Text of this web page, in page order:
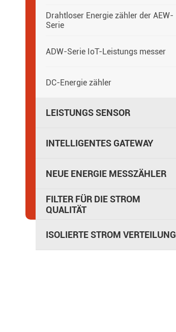
Drahtloser Energie zähler der AEW-
Serie
ADW-Serie IoT-Leistungs messer
DC-Energie zähler
LEISTUNGS SENSOR
INTELLIGENTES GATEWAY
NEUE ENERGIE MESSZÄHLER
FILTER FÜR DIE STROM
QUALITÄT
ISOLIERTE STROM VERTEILUNG